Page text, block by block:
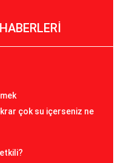
çok su içerseniz ne